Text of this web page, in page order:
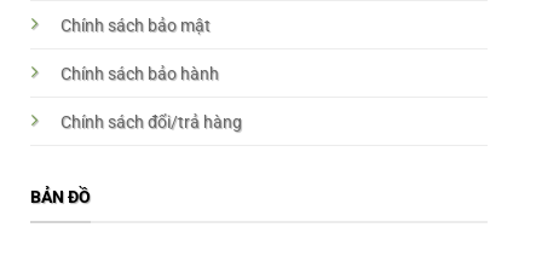
Chính sách bảo mật
Chính sách bảo hành
Chính sách đổi/trả hàng
BẢN ĐỒ